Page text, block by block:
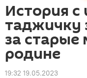
История
таджичку
за
родине
19:32 19.05.2023